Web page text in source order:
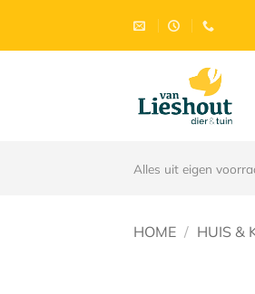
inhoud
Alles uit eigen
HOME / HUIS &